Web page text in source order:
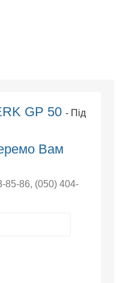
GP 50 - Під
Вам
85-86, (050) 404-